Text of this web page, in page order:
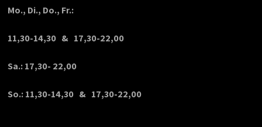
Mo., Di., Do., Fr.:
11,30-14,30 & 17,30-22,00
Sa.: 17,30- 22,00
So.: 11,30-14,30 & 17,30-22,00